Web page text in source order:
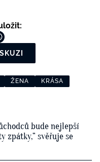
ŽENA KRÁSA
bude nejlepší
zpátky,“ svěřuje se